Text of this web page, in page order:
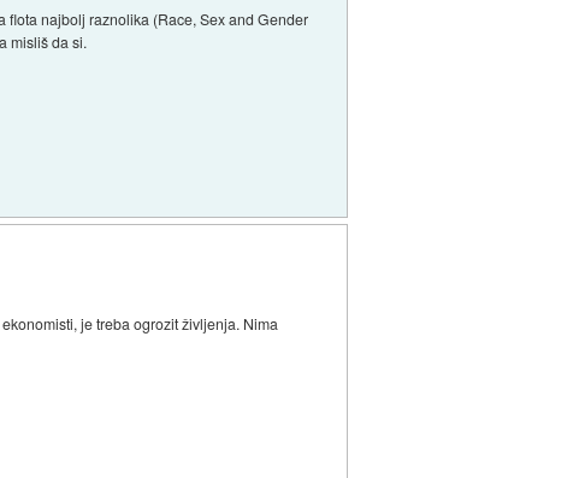
flota najbolj raznolika (Race, Sex and Gender
misliš da si.
je treba ogrozit življenja. Nima